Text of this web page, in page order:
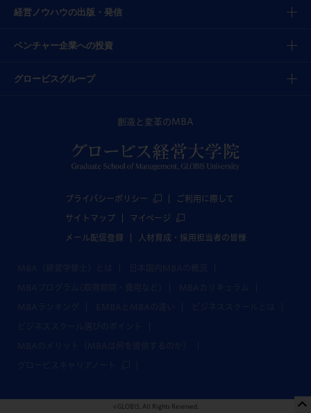
経営ノウハウの出版・発信
ベンチャー企業への投資
グロービスグループ
創造と変革のMBA
プライバシーポリシー ご利用に際して
サイトマップ マイページ
メール配信登録 人材育成・採用担当者の皆様
©GLOBIS. All Rights Reserved.